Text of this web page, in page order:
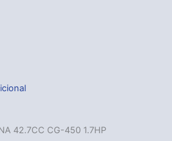
42.7CC CG-450 1.7HP